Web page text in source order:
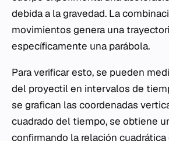
debida a la gravedad. La
movimientos genera una
específicamente una parábola.
Para verificar esto, se pueden
del proyectil en intervalos de
se grafican las coordenadas
cuadrado del tiempo, se obtiene
confirmando la relación